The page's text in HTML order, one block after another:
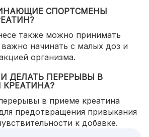
СПОРТСМЕНЫ
также можно принимать
начинать с малых доз и
организма.
ДЕЛАТЬ ПЕРЕРЫВЫ В
в приеме креатина
предотвращения привыкания
к добавке.